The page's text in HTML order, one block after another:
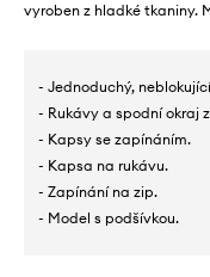
vyroben z hladké tkaniny.
- Jednoduchý,
- Rukávy a spodní okraj
- Kapsy se zapínáním.
- Kapsa na rukávu.
- Zapínání na zip.
- Model s podšívkou.